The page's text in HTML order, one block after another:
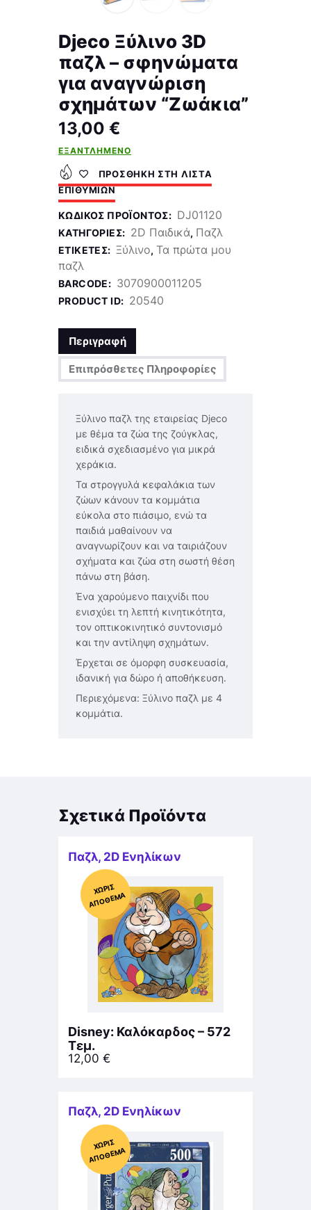
Djeco Ξύλινο 3D
παζλ – σφηνώματα
για αναγνώριση
σχημάτων “Ζωάκια”
13,00 €
ΕΞΑΝΤΛΗΜΈΝΟ
ΠΡΟΣΘΉΚΗ ΣΤΗ ΛΊΣΤΑ
ΕΠΙΘΥΜΙΏΝ
ΚΩΔΙΚΌΣ ΠΡΟΪΌΝΤΟΣ: DJ01120
ΚΑΤΗΓΟΡΊΕΣ: 2D Παιδικά, Παζλ
ΕΤΙΚΈΤΕΣ: Ξύλινο, Τα πρώτα μου
παζλ
BARCODE: 3070900011205
PRODUCT ID: 20540
Περιγραφή
Επιπρόσθετες Πληροφορίες
Ξύλινο παζλ της εταιρείας Djeco
με θέμα τα ζώα της ζούγκλας,
ειδικά σχεδιασμένο για μικρά
χεράκια.
Τα στρογγυλά κεφαλάκια των
ζώων κάνουν τα κομμάτια
εύκολα στο πιάσιμο, ενώ τα
παιδιά μαθαίνουν να
αναγνωρίζουν και να ταιριάζουν
σχήματα και ζώα στη σωστή θέση
πάνω στη βάση.
Ένα χαρούμενο παιχνίδι που
ενισχύει τη λεπτή κινητικότητα,
τον οπτικοκινητικό συντονισμό
και την αντίληψη σχημάτων.
Έρχεται σε όμορφη συσκευασία,
ιδανική για δώρο ή αποθήκευση.
Περιεχόμενα: Ξύλινο παζλ με 4
κομμάτια.
Σχετικά Προϊόντα
Παζλ, 2D Ενηλίκων
Χ
ΩΡΊΣ
Α
Π
Ό
ΘΕ
ΜΑ
Disney: Καλόκαρδος – 572
Τεμ.
12,00 €
Παζλ, 2D Ενηλίκων
Χ
ΩΡΊΣ
Α
Π
Ό
ΘΕ
ΜΑ